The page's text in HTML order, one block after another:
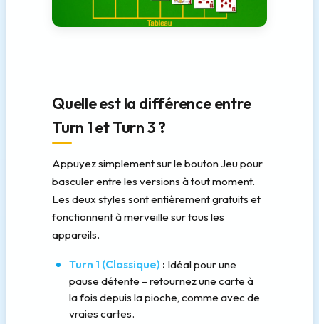
Quelle est la différence entre
Turn 1 et Turn 3 ?
Appuyez simplement sur le bouton Jeu pour
basculer entre les versions à tout moment.
Les deux styles sont entièrement gratuits et
fonctionnent à merveille sur tous les
appareils.
Turn 1 (Classique) : Idéal pour une
pause détente – retournez une carte à
la fois depuis la pioche, comme avec de
vraies cartes.